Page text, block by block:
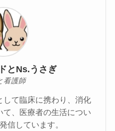
とNs.うさぎ
看護師
して臨床に携わり、消化
、医療者の生活につい
信しています。